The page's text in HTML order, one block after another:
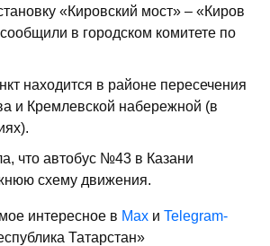
«Кировский мост» – «Киров
в городском комитете по
находится в районе пересечения
и Кремлевской набережной (в
что автобус №43 в Казани
схему движения.
интересное в Max и Telegram-
Татарстан»